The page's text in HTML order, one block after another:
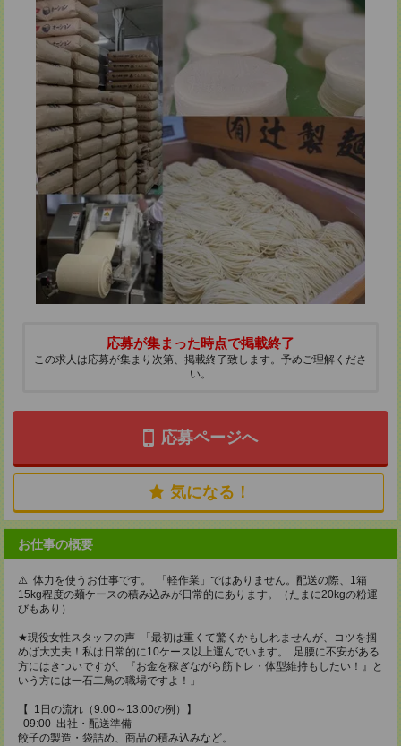
応募が集まった時点で掲載終了
この求人は応募が集まり次第、掲載終了致します。予めご理解くださ
い。
応募ページへ
気になる！
お仕事の概要
⚠️ 体力を使うお仕事です。 「軽作業」ではありません。配送の際、1箱
15kg程度の麺ケースの積み込みが日常的にあります。（たまに20kgの粉運
びもあり）
★現役女性スタッフの声 「最初は重くて驚くかもしれませんが、コツを掴
めば大丈夫！私は日常的に10ケース以上運んでいます。 足腰に不安がある
方にはきついですが、『お金を稼ぎながら筋トレ・体型維持もしたい！』と
いう方には一石二鳥の職場ですよ！」
【 1日の流れ（9:00～13:00の例）】
09:00 出社・配送準備
餃子の製造・袋詰め、商品の積み込みなど。